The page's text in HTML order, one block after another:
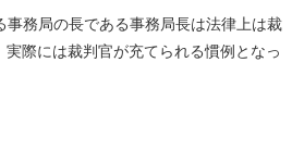
事務局の長である事務局長は法律上は裁
実際には裁判官が充てられる慣例となっ